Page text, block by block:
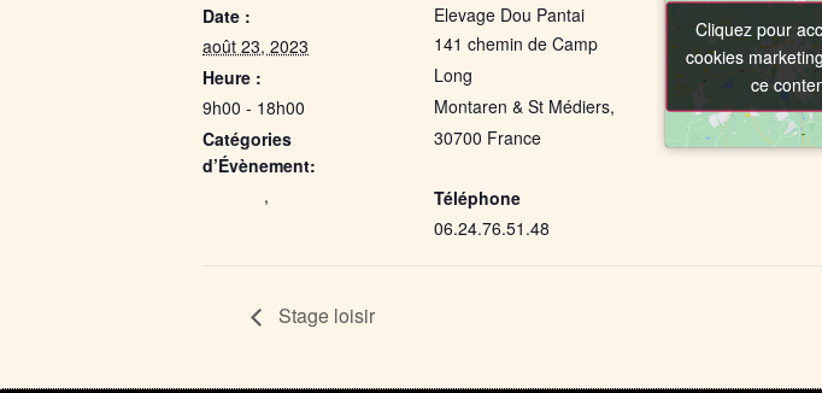
Date :
août 23, 2023
Heure :
9h00 - 18h00
Catégories
d’Évènement:
,
Elevage Dou Pantai
141 chemin de Camp
Long
Montaren & St Médiers,
30700 France
Téléphone
06.24.76.51.48
Cliquez pour
cookies
ce
Cliquez pour
cookies
ce
Stage loisir